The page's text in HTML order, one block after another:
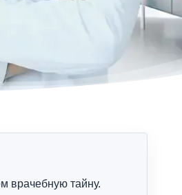
врачебную тайну.